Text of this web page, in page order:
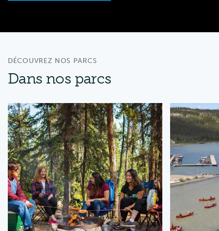
DÉCOUVREZ NOS PARCS
Dans nos parcs